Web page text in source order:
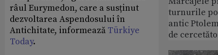
râul Eurymedon, care a susținut
dezvoltarea Aspendosului în
Antichitate, informează Türkiye
Today.
turnurile
antic
de